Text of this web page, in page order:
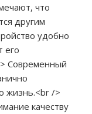
что
другим
удобно
его
Современный
жизнь.<br />
качеству